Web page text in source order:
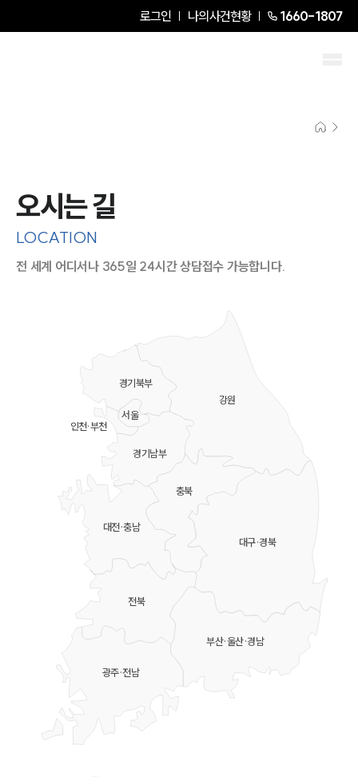
로그인 나의사건현황 1660-1807
오시는 길
LOCATION
전 세계 어디서나 365일 24시간 상담접수 가능합니다.
강원
충북
대전·충남
대구·경북
부산·울산·경남
전북
광주·전남
경기북부
경기남부
서울
인천·부천